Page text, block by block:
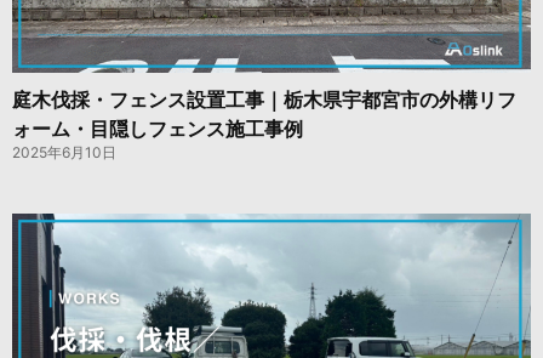
庭木伐採・フェンス設置工事｜栃木県宇都宮市の外構リフ
ォーム・目隠しフェンス施工事例
2025年6月10日